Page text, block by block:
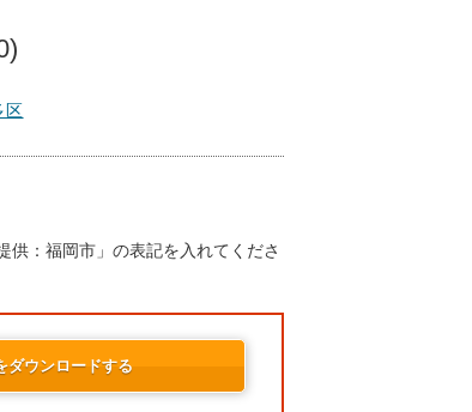
区
供：福岡市」の表記を入れてくださ
ダウンロードする